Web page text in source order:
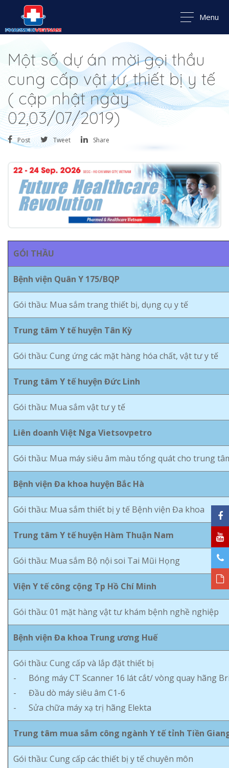
Menu
Một số dự án mời gọi thầu
cung cấp vật tư, thiết bị y tế
( cập nhật ngày
02,03/07/2019)
Post Tweet Share
GÓI THẦU
Bệnh viện Quân Y 175/BQP
Gói thầu: Mua sắm trang thiết bị, dụng cụ y tế
Trung tâm Y tế huyện Tân Kỳ
Gói thầu: Cung ứng các mặt hàng hóa chất, vật tư y tế
Trung tâm Y tế huyện Đức Linh
Gói thầu: Mua sắm vật tư y tế
Liên doanh Việt Nga Vietsovpetro
Gói thầu: Mua máy siêu âm màu tổng quát cho trung
Bệnh viện Đa khoa huyện Bắc Hà
Gói thầu: Mua sắm thiết bị y tế Bệnh viện Đa khoa
Trung tâm Y tế huyện Hàm Thuận Nam
Gói thầu: Mua sắm Bộ nội soi Tai Mũi Họng
Viện Y tế công cộng Tp Hồ Chí Minh
Gói thầu: 01 mặt hàng vật tư khám bệnh nghề nghiệp
Bệnh viện Đa khoa Trung ương Huế
Gói thầu: Cung cấp và lắp đặt thiết bị
- Bóng máy CT Scanner 16 lát cắt/ vòng quay hãng
- Đầu dò máy siêu âm C1-6
- Sửa chữa máy xạ trị hãng Elekta
Trung tâm mua sắm công ngành Y tế tỉnh Tiền
Gói thầu: Cung cấp các thiết bị y tế chuyên môn